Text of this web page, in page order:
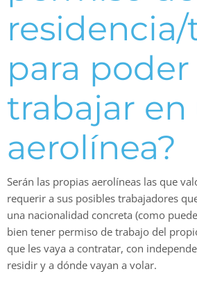
para poder
trabajar en
aerolínea?
Serán las propias aerolíneas las que
requerir a sus posibles trabajadores
una nacionalidad concreta (como
bien tener permiso de trabajo del
que les vaya a contratar, con
residir y a dónde vayan a volar.